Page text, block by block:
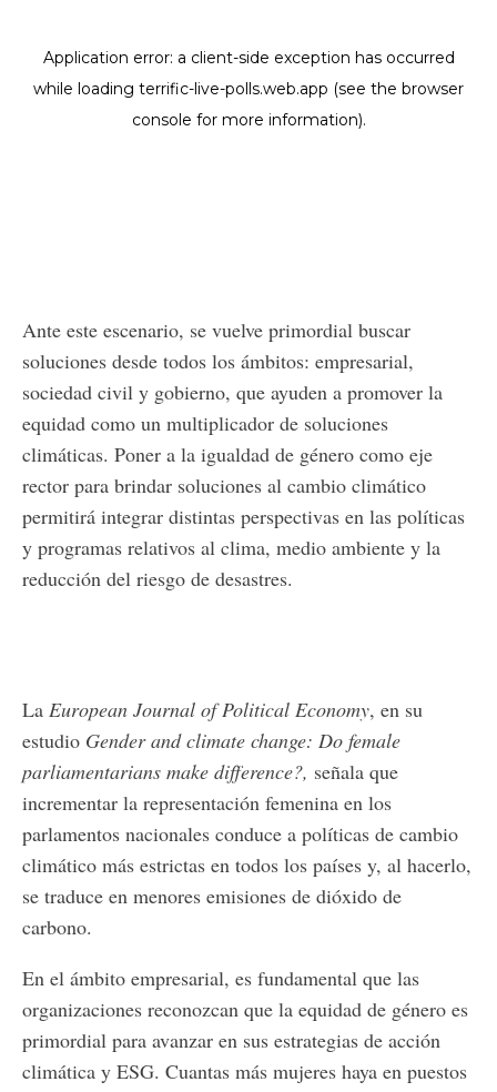
Ante este escenario, se vuelve primordial buscar
soluciones desde todos los ámbitos: empresarial,
sociedad civil y gobierno, que ayuden a promover la
equidad como un multiplicador de soluciones
climáticas. Poner a la igualdad de género como eje
rector para brindar soluciones al cambio climático
permitirá integrar distintas perspectivas en las políticas
y programas relativos al clima, medio ambiente y la
reducción del riesgo de desastres.
La European Journal of Political Economy, en su
estudio Gender and climate change: Do female
parliamentarians make difference?, señala que
incrementar la representación femenina en los
parlamentos nacionales conduce a políticas de cambio
climático más estrictas en todos los países y, al hacerlo,
se traduce en menores emisiones de dióxido de
carbono.
En el ámbito empresarial, es fundamental que las
organizaciones reconozcan que la equidad de género es
primordial para avanzar en sus estrategias de acción
climática y ESG. Cuantas más mujeres haya en puestos